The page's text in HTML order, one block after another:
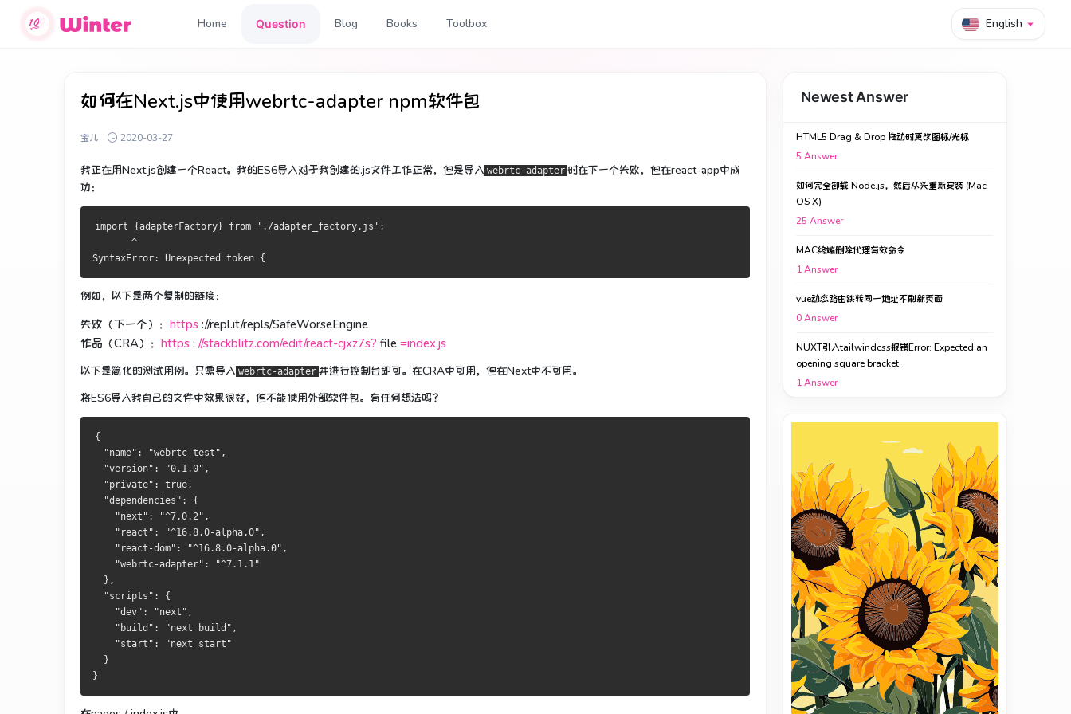
Home Question Blog Books Toolbox English
如何在Next.js中使用webrtc-adapter npm软件包
宝儿 2020-03-27
我正在用Next.js创建一个React。 我的ES6导入对于我创建的.js文件工作正常，但是导入 webrtc-adapter 时在下一个失败，但在react-app中成
功：
import {adapterFactory} from './adapter_factory.js';
       ^
SyntaxError: Unexpected token {
例如，以下是两个复制的链接：
失败（下一个）： https ://repl.it/repls/SafeWorseEngine
作品（CRA）： https : //stackblitz.com/edit/react-cjxz7s? file =index.js
以下是简化的测试用例。 只需导入 webrtc-adapter 并进行控制台即可。 在CRA中可用，但在Next中不可用。
将ES6导入我自己的文件中效果很好，但不能使用外部软件包。 有任何想法吗？
{
  "name": "webrtc-test",
  "version": "0.1.0",
  "private": true,
  "dependencies": {
    "next": "^7.0.2",
    "react": "^16.8.0-alpha.0",
    "react-dom": "^16.8.0-alpha.0",
    "webrtc-adapter": "^7.1.1"
  },
  "scripts": {
    "dev": "next",
    "build": "next build",
    "start": "next start"
  }
}
Newest Answer
HTML5 Drag & Drop 拖动时更改图标/光标
5 Answer
如何完全卸载 Node.js，然后从头重新安装 (Mac
OS X)
25 Answer
MAC终端删除代理有效命令
1Answer
vue动态路由跳转同一地址不刷新页面
0Answer
NUXT引入tailwindcss报错Error: Expected an
opening square bracket.
1Answer